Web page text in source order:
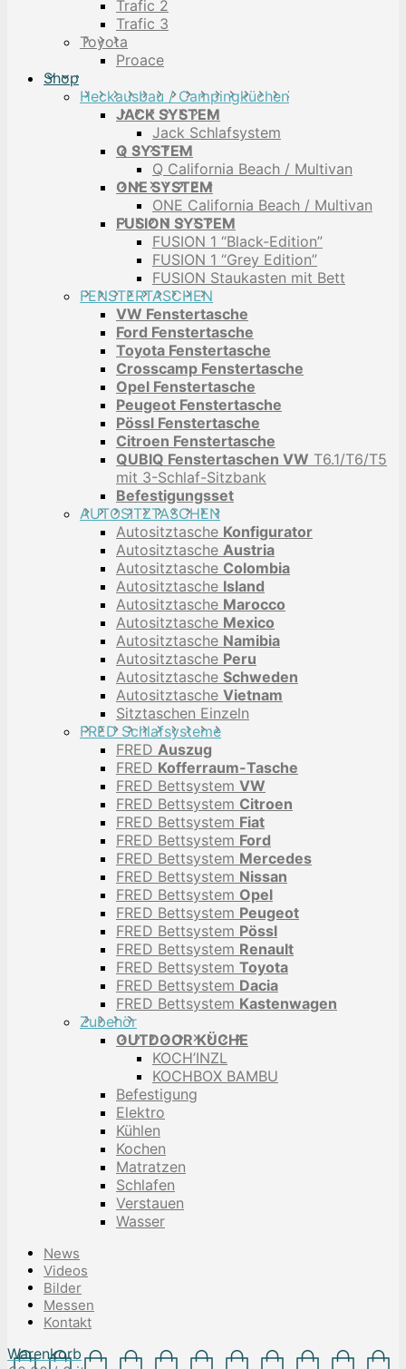
Trafic 2
Trafic 3
Toyota
Proace
Shop
Heckausbau / Campingküchen
JACK SYSTEM
Jack Schlafsystem
Q SYSTEM
Q California Beach / Multivan
ONE SYSTEM
ONE California Beach / Multivan
FUSION SYSTEM
FUSION 1 “Black-Edition”
FUSION 1 “Grey Edition”
FUSION Staukasten mit Bett
FENSTERTASCHEN
VW Fenstertasche
Ford Fenstertasche
Toyota Fenstertasche
Crosscamp Fenstertasche
Opel Fenstertasche
Peugeot Fenstertasche
Pössl Fenstertasche
Citroen Fenstertasche
QUBIQ Fenstertaschen VW T6.1/T6/T5
mit 3-Schlaf-Sitzbank
Befestigungsset
AUTOSITZTASCHEN
Autositztasche Konfigurator
Autositztasche Austria
Autositztasche Colombia
Autositztasche Island
Autositztasche Marocco
Autositztasche Mexico
Autositztasche Namibia
Autositztasche Peru
Autositztasche Schweden
Autositztasche Vietnam
Sitztaschen Einzeln
FRED Schlafsysteme
FRED Auszug
FRED Kofferraum-Tasche
FRED Bettsystem VW
FRED Bettsystem Citroen
FRED Bettsystem Fiat
FRED Bettsystem Ford
FRED Bettsystem Mercedes
FRED Bettsystem Nissan
FRED Bettsystem Opel
FRED Bettsystem Peugeot
FRED Bettsystem Pössl
FRED Bettsystem Renault
FRED Bettsystem Toyota
FRED Bettsystem Dacia
FRED Bettsystem Kastenwagen
Zubehör
OUTDOOR KÜCHE
KOCH’INZL
KOCHBOX BAMBU
Befestigung
Elektro
Kühlen
Kochen
Matratzen
Schlafen
Verstauen
Wasser
News
Videos
Bilder
Messen
Kontakt
Warenkorb